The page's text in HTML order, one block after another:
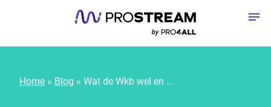
Home » Blog » Wat de Wkb wel en niet verandert voor bouwcontracten en bouwvoorwaarden